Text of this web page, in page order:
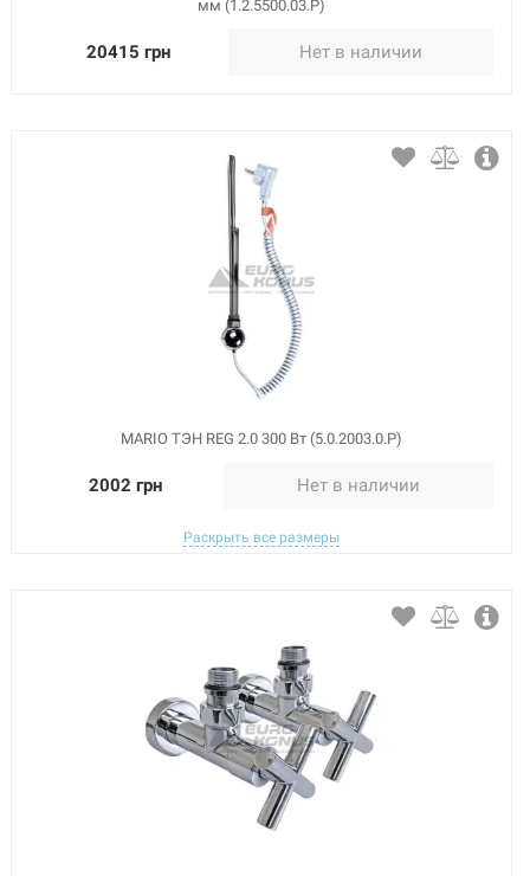
мм (1.2.5500.03.Р)
20415 грн Нет в наличии
MARIO ТЭН REG 2.0 300 Вт (5.0.2003.0.Р)
2002 грн Нет в наличии
Раскрыть все размеры